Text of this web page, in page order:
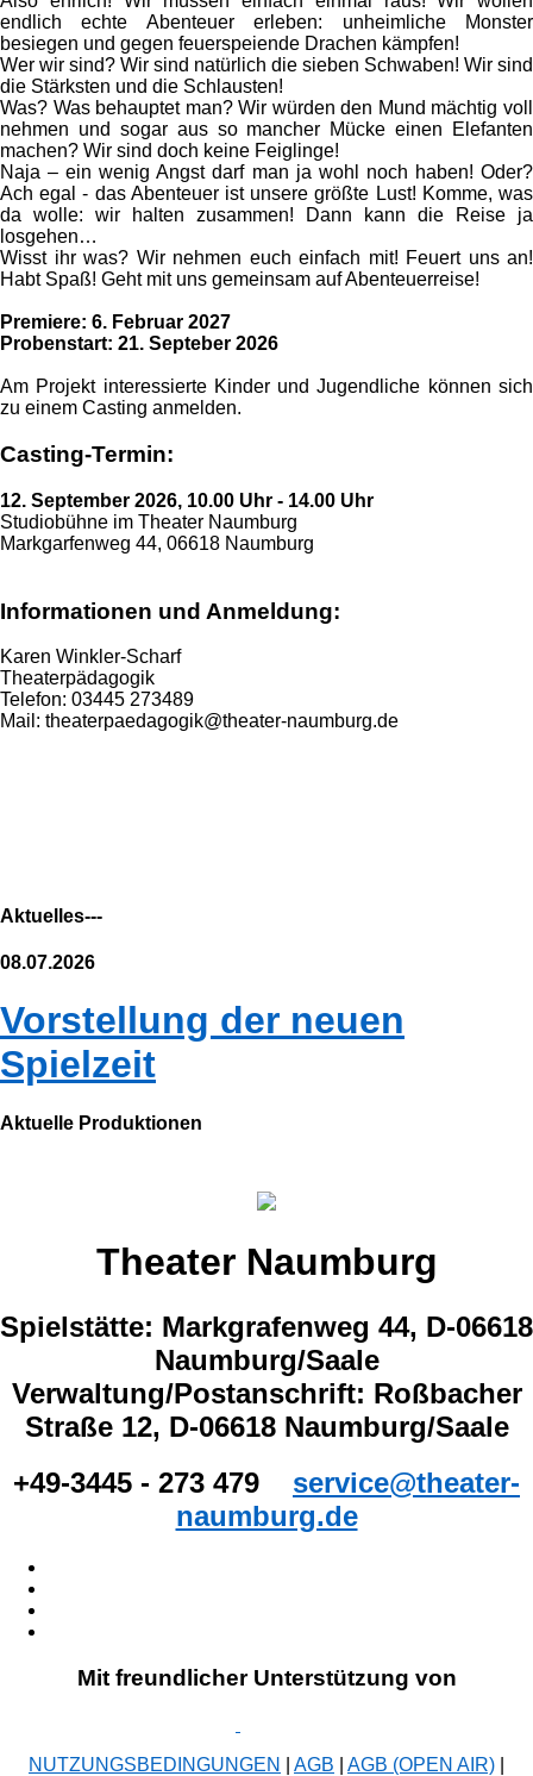
endlich echte Abenteuer erleben: unheimliche Monster
besiegen und gegen feuerspeiende Drachen kämpfen!
Wer wir sind? Wir sind natürlich die sieben Schwaben! Wir sind
die Stärksten und die Schlausten!
Was? Was behauptet man? Wir würden den Mund mächtig voll
nehmen und sogar aus so mancher Mücke einen Elefanten
machen? Wir sind doch keine Feiglinge!
Naja – ein wenig Angst darf man ja wohl noch haben! Oder?
Ach egal - das Abenteuer ist unsere größte Lust! Komme, was
da wolle: wir halten zusammen! Dann kann die Reise ja
losgehen…
Wisst ihr was? Wir nehmen euch einfach mit! Feuert uns an!
Habt Spaß! Geht mit uns gemeinsam auf Abenteuerreise!
Premiere: 6. Februar 2027
Probenstart: 21. Septeber 2026
Am Projekt interessierte Kinder und Jugendliche können sich
zu einem Casting anmelden.
Casting-Termin:
12. September 2026, 10.00 Uhr - 14.00 Uhr
Studiobühne im Theater Naumburg
Markgarfenweg 44, 06618 Naumburg
Informationen und Anmeldung:
Karen Winkler-Scharf
Theaterpädagogik
Telefon: 03445 273489
Mail: theaterpaedagogik@theater-naumburg.de
Aktuelles---
08.07.2026
Vorstellung der neuen
Spielzeit
Aktuelle Produktionen
Theater Naumburg
Spielstätte: Markgrafenweg 44, D-06618
Naumburg/Saale
Verwaltung/Postanschrift: Roßbacher
Straße 12, D-06618 Naumburg/Saale
+49-3445 - 273 479
service@theater-
naumburg.de
Mit freundlicher Unterstützung von
NUTZUNGSBEDINGUNGEN AGB AGB (OPEN AIR)